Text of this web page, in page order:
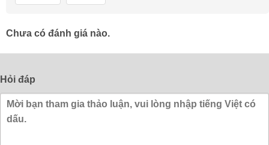
Chưa có đánh giá nào.
Hỏi đáp